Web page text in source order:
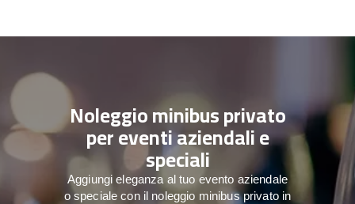
Noleggio minibus privato
per eventi aziendali e
speciali
Aggiungi eleganza al tuo evento aziendale
o speciale con il noleggio minibus privato in